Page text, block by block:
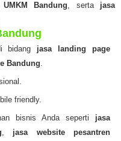
Bandung, serta jasa
bidang jasa landing page
Bandung.
friendly.
bisnis Anda seperti jasa
, jasa website pesantren